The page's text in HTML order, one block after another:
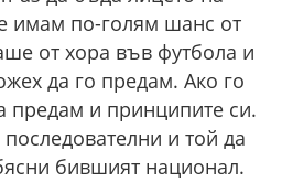
имам по-голям шанс от
от хора във футбола и
да го предам. Ако го
предам и принципите си.
и той да
бившият национал.